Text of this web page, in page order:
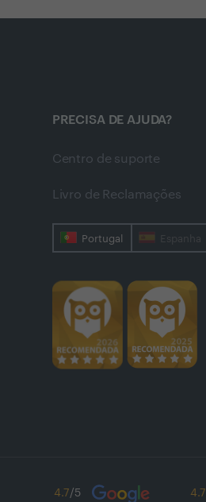
PRECISA DE AJUDA?
Centro de suporte
Livro de Reclamações
Portugal Espanha
4.7/5 4.7